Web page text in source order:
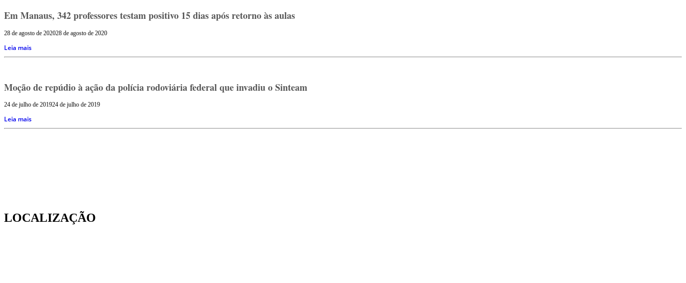
Em Manaus, 342 professores testam positivo 15 dias após retorno às aulas
28 de agosto de 202028 de agosto de 2020
Leia mais
Moção de repúdio à ação da polícia rodoviária federal que invadiu o Sinteam
24 de julho de 201924 de julho de 2019
Leia mais
LOCALIZAÇÃO